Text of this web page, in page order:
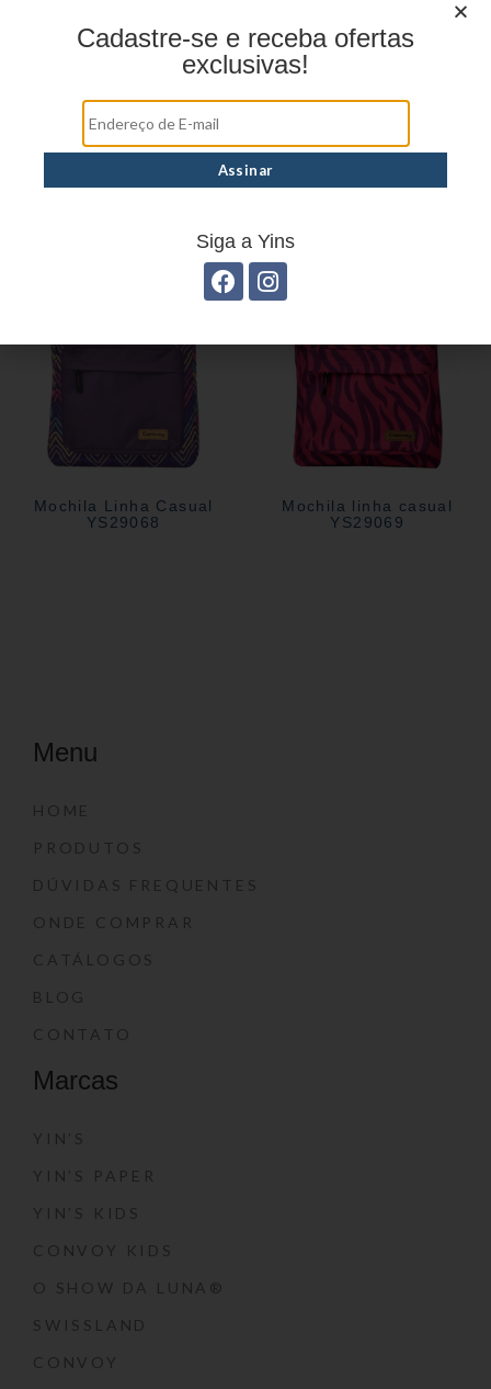
Estojo Juvenil YS27104 Estojo Juvenil YS27105
Mochila Linha Casual
YS29068
Mochila linha casual
YS29069
Menu
HOME
PRODUTOS
DÚVIDAS FREQUENTES
ONDE COMPRAR
CATÁLOGOS
BLOG
CONTATO
Marcas
YIN’S
YIN’S PAPER
YIN’S KIDS
CONVOY KIDS
O SHOW DA LUNA®
SWISSLAND
CONVOY
Cadastre-se e receba ofertas
exclusivas!
Siga a Yins